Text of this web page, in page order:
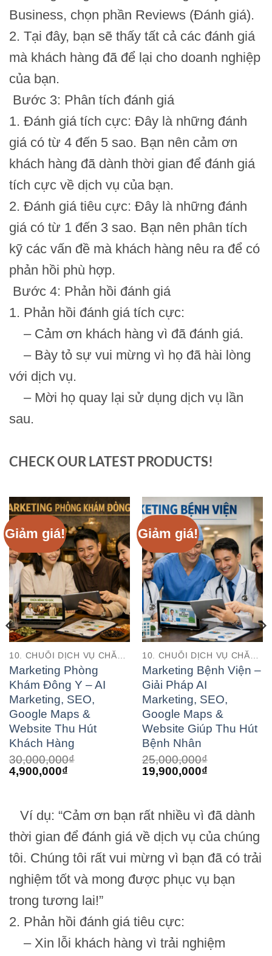
Business, chọn phần Reviews (Đánh giá).
2. Tại đây, bạn sẽ thấy tất cả các đánh giá
mà khách hàng đã để lại cho doanh nghiệp
của bạn.
Bước 3: Phân tích đánh giá
1. Đánh giá tích cực: Đây là những đánh
giá có từ 4 đến 5 sao. Bạn nên cảm ơn
khách hàng đã dành thời gian để đánh giá
tích cực về dịch vụ của bạn.
2. Đánh giá tiêu cực: Đây là những đánh
giá có từ 1 đến 3 sao. Bạn nên phân tích
kỹ các vấn đề mà khách hàng nêu ra để có
phản hồi phù hợp.
Bước 4: Phản hồi đánh giá
1. Phản hồi đánh giá tích cực:
– Cảm ơn khách hàng vì đã đánh giá.
– Bày tỏ sự vui mừng vì họ đã hài lòng
với dịch vụ.
– Mời họ quay lại sử dụng dịch vụ lần
sau.
CHECK OUR LATEST PRODUCTS!
Giảm giá!
10. CHUỖI DỊCH VỤ CHĂM SÓC SỨC KHỎE (HEALTHCARE SERVICE CHAINS)
Marketing Phòng
Khám Đông Y – AI
Marketing, SEO,
Google Maps &
Website Thu Hút
Khách Hàng
30,000,000₫
Giá
4,900,000₫Giá
4,900,000₫.
Giảm giá!
10. CHUỖI DỊCH VỤ CHĂM SÓC SỨC KHỎE (HEALTHCARE SERVICE CHAINS)
Marketing Bệnh Viện –
Giải Pháp AI
Marketing, SEO,
Google Maps &
Website Giúp Thu Hút
Bệnh Nhân
25,000,000₫
Giá
19,900,000₫Giá
Ví dụ: “Cảm ơn bạn rất nhiều vì đã dành
thời gian để đánh giá về dịch vụ của chúng
tôi. Chúng tôi rất vui mừng vì bạn đã có trải
nghiệm tốt và mong được phục vụ bạn
trong tương lai!”
2. Phản hồi đánh giá tiêu cực:
– Xin lỗi khách hàng vì trải nghiệm